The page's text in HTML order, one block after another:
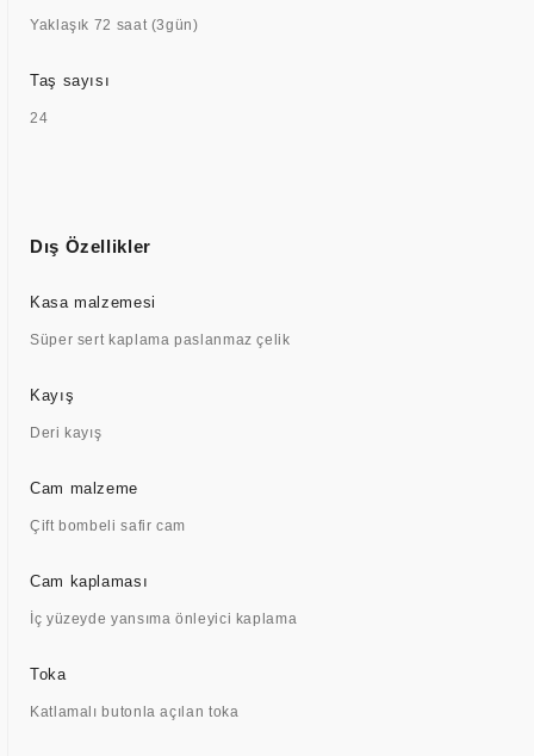
Yaklaşık 72 saat (3gün)
Taş sayısı
24
Dış Özellikler
Kasa malzemesi
Süper sert kaplama paslanmaz çelik
Kayış
Deri kayış
Cam malzeme
Çift bombeli safir cam
Cam kaplaması
İç yüzeyde yansıma önleyici kaplama
Toka
Katlamalı butonla açılan toka